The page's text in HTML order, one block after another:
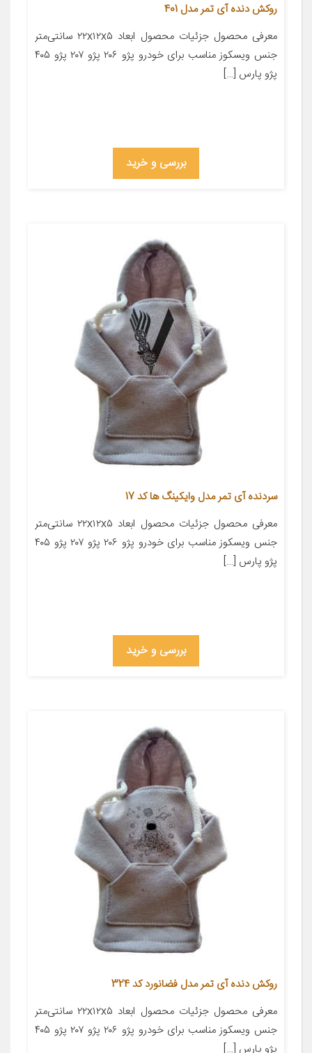
روکش دنده آی تمر مدل 401
معرفی محصول جزئیات محصول ابعاد ۲۲x۱۲x۵ سانتی‌متر
جنس ویسکوز مناسب برای خودرو پژو ۲۰۶ پژو ۲۰۷ پژو ۴۰۵
پژو پارس […]
بررسی و خرید
سردنده آی تمر مدل وایکینگ ها کد 17
معرفی محصول جزئیات محصول ابعاد ۲۲x۱۲x۵ سانتی‌متر
جنس ویسکوز مناسب برای خودرو پژو ۲۰۶ پژو ۲۰۷ پژو ۴۰۵
پژو پارس […]
بررسی و خرید
روکش دنده آی تمر مدل فضانورد کد 324
معرفی محصول جزئیات محصول ابعاد ۲۲x۱۲x۵ سانتی‌متر
جنس ویسکوز مناسب برای خودرو پژو ۲۰۶ پژو ۲۰۷ پژو ۴۰۵
پژو پارس […]